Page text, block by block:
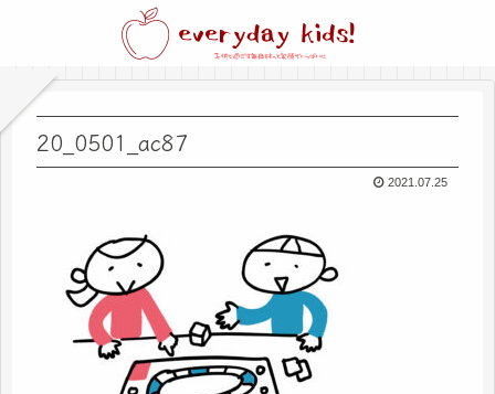
20_0501_ac87
2021.07.25